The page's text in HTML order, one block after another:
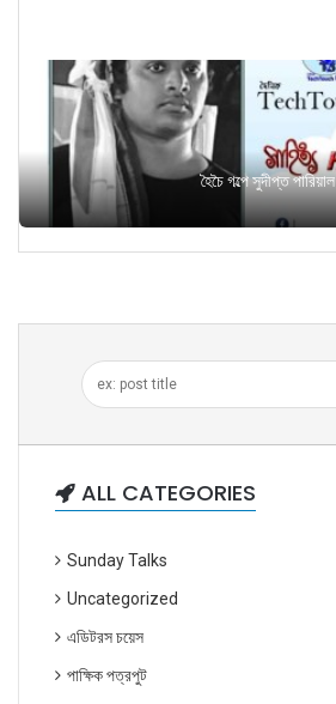
হৈচৈ গল্পে সুদীপ্ত পারিয়াল
ALL CATEGORIES
Sunday Talks
Uncategorized
এডিটরস চয়েস
পাক্ষিক পত্রপুট